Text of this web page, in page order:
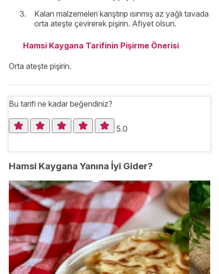
Kalan malzemeleri karıştırıp ısınmış az yağlı tavada
orta ateşte çevirerek pişirin. Afiyet olsun.
Hamsi Kaygana Tarifinin Pişirme Önerisi
Orta ateşte pişirin.
Bu tarifi ne kadar beğendiniz?
5.0
Hamsi Kaygana Yanına İyi Gider?